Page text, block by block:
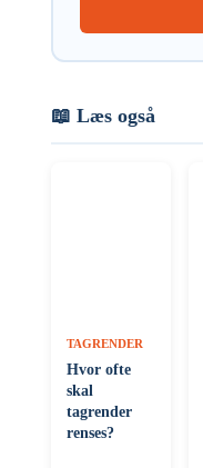
📖 Læs også
TAGRENDER
Hvor ofte
skal
tagrender
renses?